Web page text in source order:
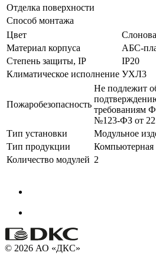
Отделка поверхности
Способ монтажа
Цвет
Материал корпуса
АБС-
Степень защиты, IP
IP20
Климатическое исполнение УХЛ3
Пожаробезопасность
Не подлежит
требованиям
№123-ФЗ от
Тип установки
Модульное
Тип продукции
Компьютерная
Количество модулей 2
© 2026 АО «ДКС»